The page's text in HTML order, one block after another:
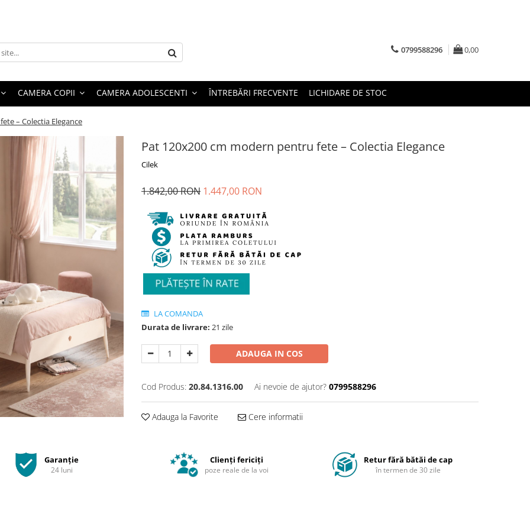
0799588296 0,00
CAMERA COPII CAMERA ADOLESCENTI ÎNTREBĂRI FRECVENTE LICHIDARE DE STOC
– Colectia Elegance
Pat 120x200 cm modern pentru fete – Colectia Elegance
Cilek
1.842,00 RON 1.447,00 RON
LA COMANDA
Durata de livrare: 21 zile
ADAUGA IN COS
Cod Produs: 20.84.1316.00 Ai nevoie de ajutor? 0799588296
Adauga la Favorite Cere informatii
Garanție
24 luni
Clienți fericiți
poze reale de la voi
Retur fără bătăi de cap
în termen de 30 zile